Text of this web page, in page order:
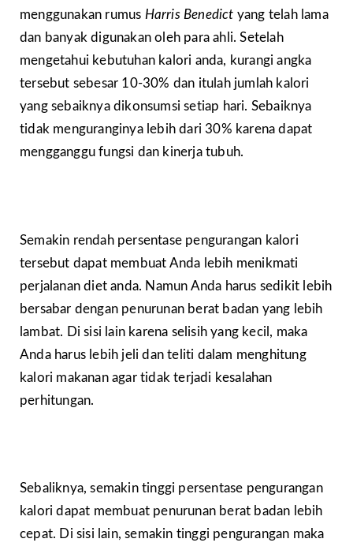
menggunakan rumus Harris Benedict yang telah lama
dan banyak digunakan oleh para ahli. Setelah
mengetahui kebutuhan kalori anda, kurangi angka
tersebut sebesar 10-30% dan itulah jumlah kalori
yang sebaiknya dikonsumsi setiap hari. Sebaiknya
tidak menguranginya lebih dari 30% karena dapat
mengganggu fungsi dan kinerja tubuh.
Semakin rendah persentase pengurangan kalori
tersebut dapat membuat Anda lebih menikmati
perjalanan diet anda. Namun Anda harus sedikit lebih
bersabar dengan penurunan berat badan yang lebih
lambat. Di sisi lain karena selisih yang kecil, maka
Anda harus lebih jeli dan teliti dalam menghitung
kalori makanan agar tidak terjadi kesalahan
perhitungan.
Sebaliknya, semakin tinggi persentase pengurangan
kalori dapat membuat penurunan berat badan lebih
cepat. Di sisi lain, semakin tinggi pengurangan maka